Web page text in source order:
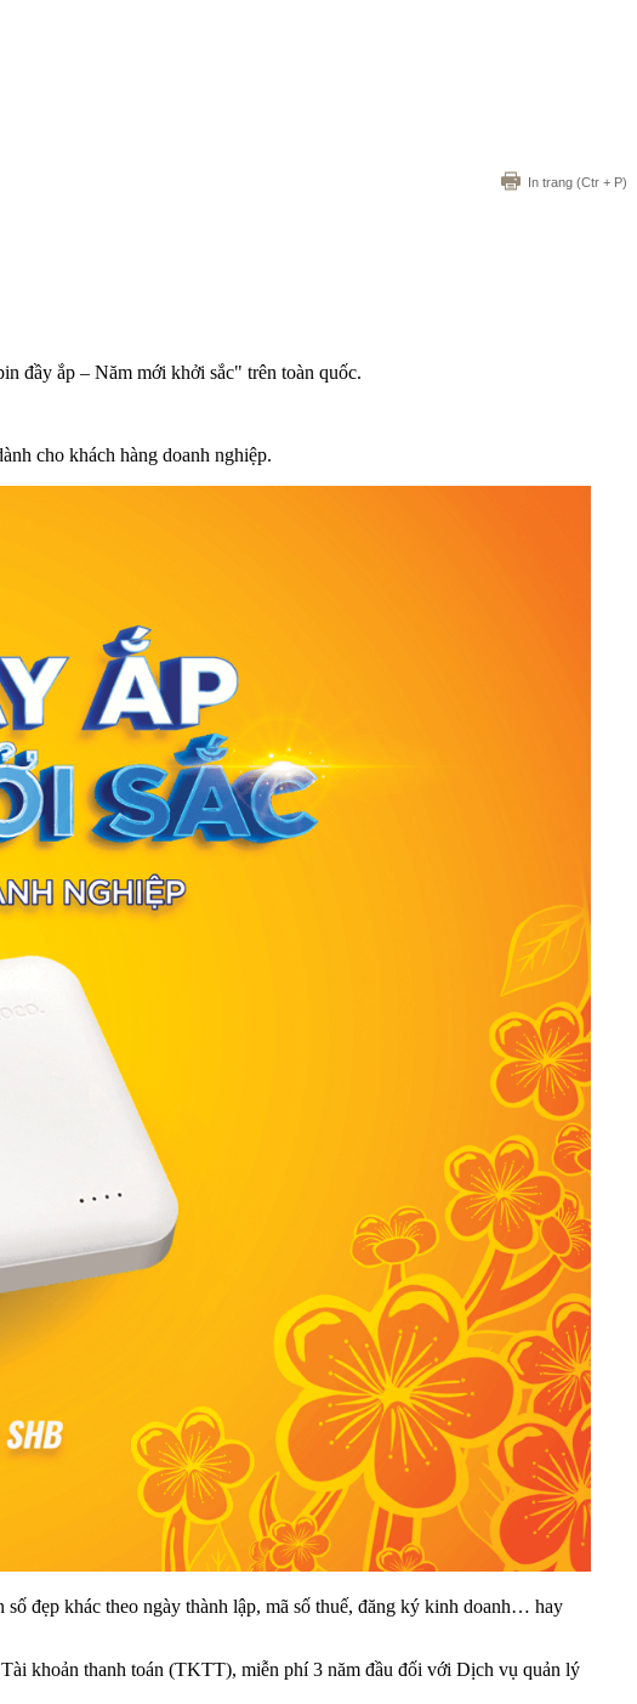
In trang (Ctr + P)
đầy ắp – Năm mới khởi sắc" trên toàn quốc.
cho khách hàng doanh nghiệp.
đẹp khác theo ngày thành lập, mã số thuế, đăng ký kinh doanh… hay
khoản thanh toán (TKTT), miễn phí 3 năm đầu đối với Dịch vụ quản lý